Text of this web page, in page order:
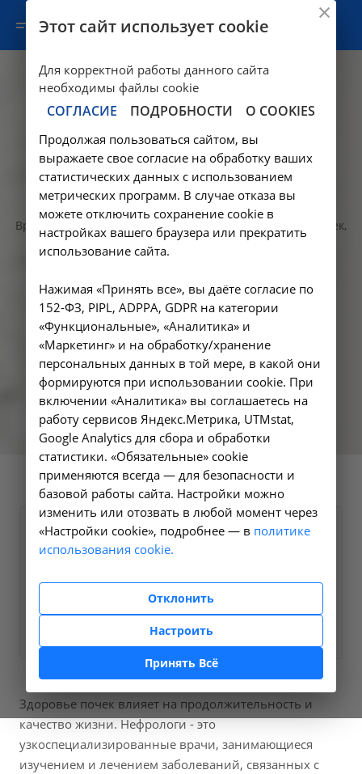
Нефрология
Врач нефролог диагностирует и лечит заболевания почек,
занимается профилактикой осложнений хронической
гипертония, минерально-костные нарушения,
метаболический ацидоз, электролитные нарушения. В
случае повышения креатинина, мочевины, фосфора крови,
белка или эритроцитов в моче - Запишитесь на
консультацию нефролога!
Подробнее
Пришлите нам Вашу контактную
информацию и мы свяжемся с Вами в
ближайшее время
Заказать услугу ?
Здоровье почек влияет на продолжительность и
качество жизни. Нефрологи - это
узкоспециализированные врачи, занимающиеся
изучением и лечением заболеваний, связанных с
Этот сайт использует cookie
Для корректной работы данного сайта
необходимы файлы cookie
СОГЛАСИЕ ПОДРОБНОСТИ О COOKIES
Продолжая пользоваться сайтом, вы
выражаете свое согласие на обработку ваших
статистических данных с использованием
метрических программ. В случае отказа вы
можете отключить сохранение cookie в
настройках вашего браузера или прекратить
использование сайта.
Нажимая «Принять все», вы даёте согласие по
152-ФЗ, PIPL, ADPPA, GDPR на категории
«Функциональные», «Аналитика» и
«Маркетинг» и на обработку/хранение
персональных данных в той мере, в какой они
формируются при использовании cookie. При
включении «Аналитика» вы соглашаетесь на
работу сервисов Яндекс.Метрика, UTMstat,
Google Analytics для сбора и обработки
статистики. «Обязательные» cookie
применяются всегда — для безопасности и
базовой работы сайта. Настройки можно
изменить или отозвать в любой момент через
«Настройки cookie», подробнее — в политике
использования cookie.
Отклонить
Настроить
Принять Всё